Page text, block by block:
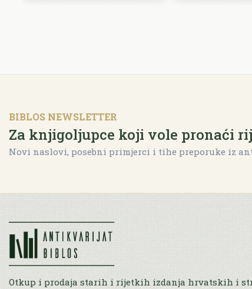
BIBLOS NEWSLETTER
Za knjigoljupce koji vole pronaći
Novi naslovi, posebni primjerci i tihe preporuke iz
Otkup i prodaja starih i rijetkih izdanja hrvatskih i